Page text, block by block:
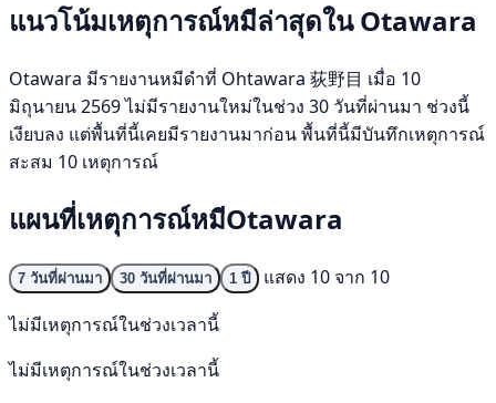
แนวโน้มเหตุการณ์หมีล่าสุดใน Otawara
Otawara มีรายงานหมีดำที่ Ohtawara 荻野目 เมื่อ 10
มิถุนายน 2569 ไม่มีรายงานใหม่ในช่วง 30 วันที่ผ่านมา ช่วงนี้
เงียบลง แต่พื้นที่นี้เคยมีรายงานมาก่อน พื้นที่นี้มีบันทึกเหตุการณ์
สะสม 10 เหตุการณ์
แผนที่เหตุการณ์หมีOtawara
7 วันที่ผ่านมา 30 วันที่ผ่านมา 1 ปี
แสดง 10 จาก 10
ไม่มีเหตุการณ์ในช่วงเวลานี้
ไม่มีเหตุการณ์ในช่วงเวลานี้